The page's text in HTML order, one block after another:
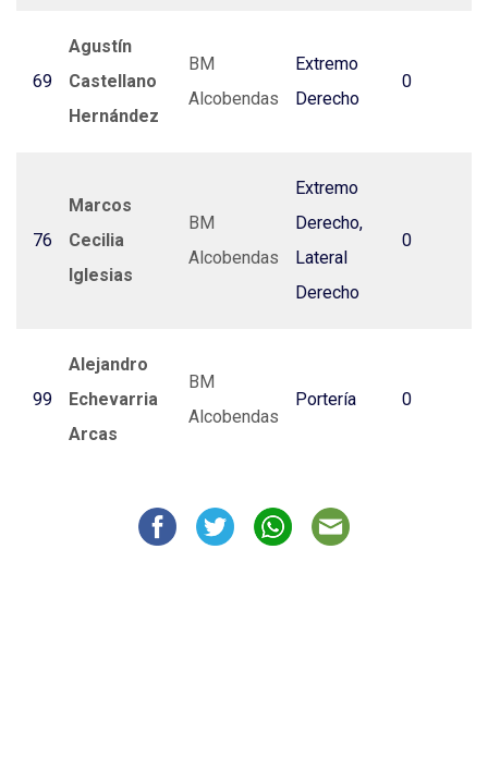
69
Agustín
Castellano
Hernández
BM
Alcobendas
Extremo
Derecho
0
76
Marcos
Cecilia
Iglesias
BM
Alcobendas
Extremo
Derecho,
Lateral
Derecho
0
99
Alejandro
Echevarria
Arcas
BM
Alcobendas
Portería 0